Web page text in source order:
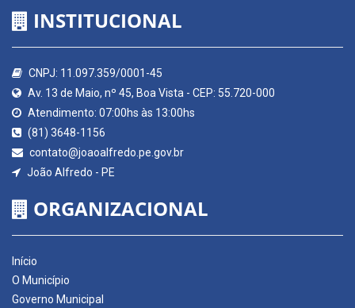
INSTITUCIONAL
CNPJ: 11.097.359/0001-45
Av. 13 de Maio, nº 45, Boa Vista - CEP: 55.720-000
Atendimento: 07:00hs às 13:00hs
(81) 3648-1156
contato@joaoalfredo.pe.gov.br
João Alfredo - PE
ORGANIZACIONAL
Início
O Município
Governo Municipal